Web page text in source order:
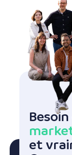
Besoin
et